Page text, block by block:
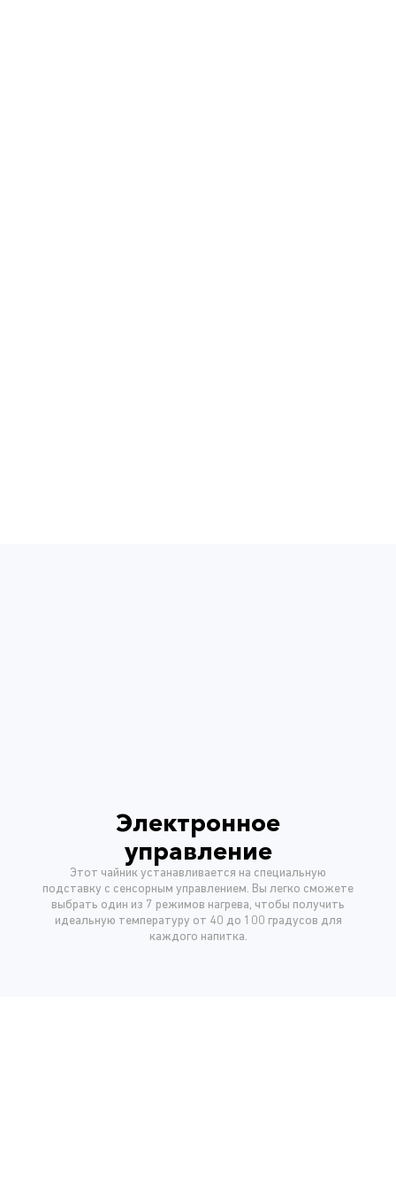
Электронное
управление
Этот чайник устанавливается на специальную
подставку с сенсорным управлением. Вы легко сможете
выбрать один из 7 режимов нагрева, чтобы получить
идеальную температуру от 40 до 100 градусов для
каждого напитка.